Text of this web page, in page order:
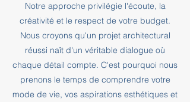
Notre approche privilégie l'écoute, la
créativité et le respect de votre budget.
Nous croyons qu'un projet architectural
réussi naît d'un véritable dialogue où
chaque détail compte. C'est pourquoi nous
prenons le temps de comprendre votre
mode de vie, vos aspirations esthétiques et